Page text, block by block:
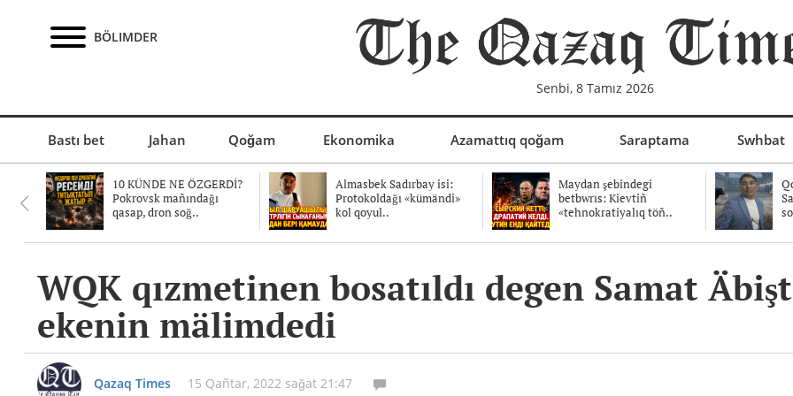
BÖLIMDER
Senbi, 8 Tamız 2026
Bastı bet Jahan Qoğam Ekonomika Azamattıq qoğam Saraptama Swhbat
10 KÜNDE NE ÖZGERDİ?
Pokrovsk mañındağı
qasap, dron soğ..
Almasbek Sadırbay isi:
Protokoldağı «kümändi»
kol qoyul..
Maydan şebindegi
betbwrıs: Kievtiñ
«tehnokratiyalıq töñ..
WQK qızmetinen bosatıldı degen Samat
ekenin mälimdedi
Qazaq Times 15 Qañtar, 2022 sağat 21:47